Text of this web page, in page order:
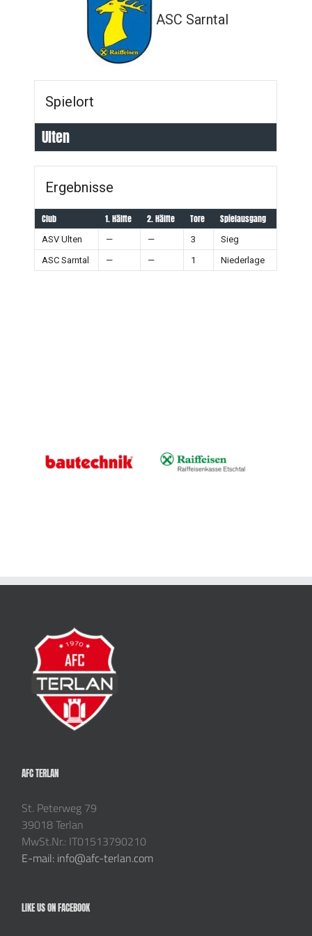
ASC Sarntal
Spielort
Ulten
Ergebnisse
Club 1. Hälfte 2. Hälfte Tore Spielausgang
ASV Ulten — — 3
Sieg
ASC Sarntal
— — 1 Niederlage
AFC TERLAN
St. Peterweg 79
39018 Terlan
MwSt.Nr.: IT01513790210
E-mail: info@afc-terlan.com
LIKE US ON FACEBOOK